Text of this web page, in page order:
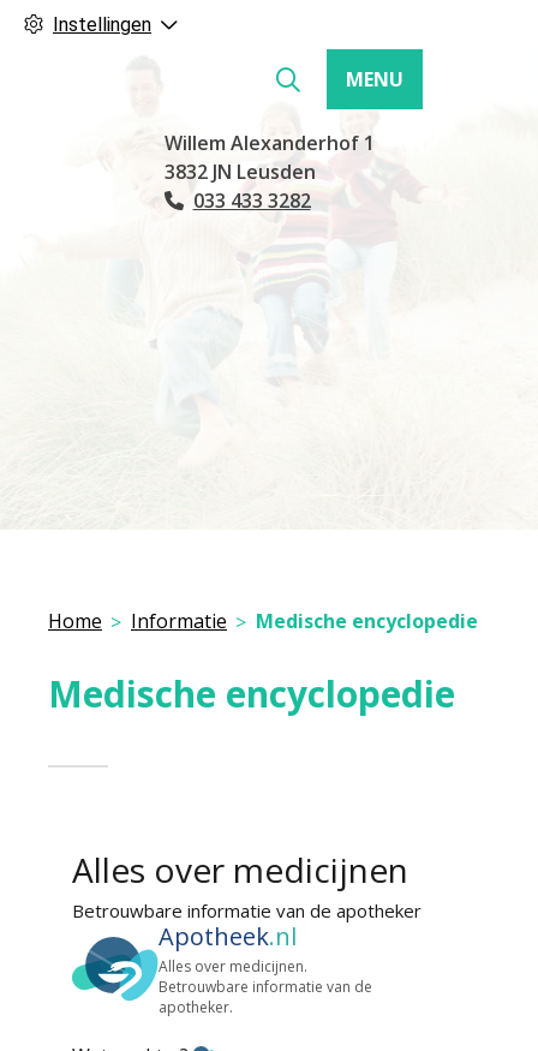
Instellingen
Hoofdmenu
MENU
Willem Alexanderhof 1
3832 JN Leusden
Tel:
033 433 3282
Home Informatie Medische encyclopedie
Medische encyclopedie
Alles over medicijnen
Betrouwbare informatie van de apotheker
Apotheek.nl
Alles over medicijnen.
Betrouwbare informatie van de
apotheker.